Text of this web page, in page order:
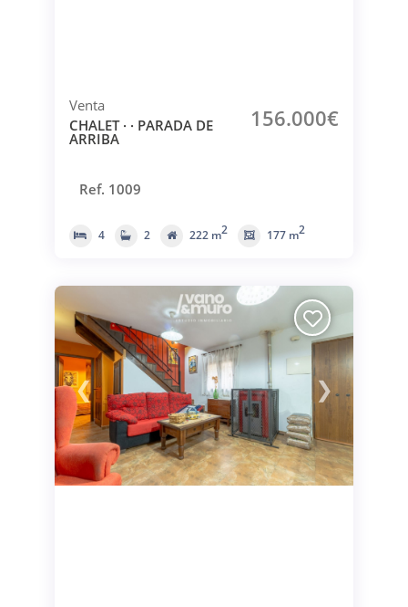
Venta
CHALET · · PARADA DE
ARRIBA
156.000€
Ref. 1009
4 2 222 m2 177 m2
❮ ❯